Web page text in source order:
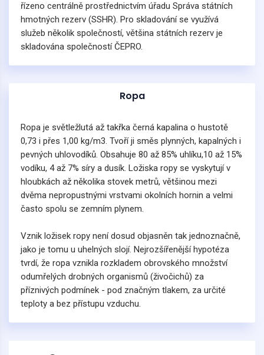
řízeno centrálně prostřednictvím úřadu Správa státních
hmotných rezerv (SSHR). Pro skladování se využívá
služeb několik společností, většina státních rezerv je
skladována společností ČEPRO.
Ropa
Ropa je světležlutá až takřka černá kapalina o hustotě
0,73 i přes 1,00 kg/m3. Tvoří ji směs plynných, kapalných i
pevných uhlovodíků. Obsahuje 80 až 85% uhlíku,10 až 15%
vodíku, 4 až 7% síry a dusík. Ložiska ropy se vyskytují v
hloubkách až několika stovek metrů, většinou mezi
dvěma nepropustnými vrstvami okolních hornin a velmi
často spolu se zemním plynem.
Vznik ložisek ropy není dosud objasněn tak jednoznačně,
jako je tomu u uhelných slojí. Nejrozšířenější hypotéza
tvrdí, že ropa vznikla rozkladem obrovského množství
odumřelých drobných organismů (živočichů) za
příznivých podmínek - pod značným tlakem, za určité
teploty a bez přístupu vzduchu.